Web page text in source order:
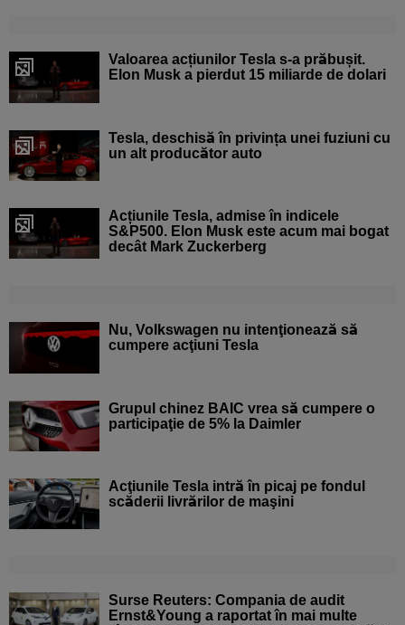
Valoarea acțiunilor Tesla s-a prăbușit.
Elon Musk a pierdut 15 miliarde de dolari
Tesla, deschisă în privința unei fuziuni cu
un alt producător auto
Acțiunile Tesla, admise în indicele
S&P500. Elon Musk este acum mai bogat
decât Mark Zuckerberg
Nu, Volkswagen nu intenţionează să
cumpere acţiuni Tesla
Grupul chinez BAIC vrea să cumpere o
participaţie de 5% la Daimler
Acţiunile Tesla intră în picaj pe fondul
scăderii livrărilor de maşini
Surse Reuters: Compania de audit
Ernst&Young a raportat în mai multe